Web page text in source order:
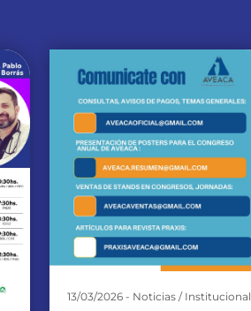
13/03/2026 - Noticias / Institucional